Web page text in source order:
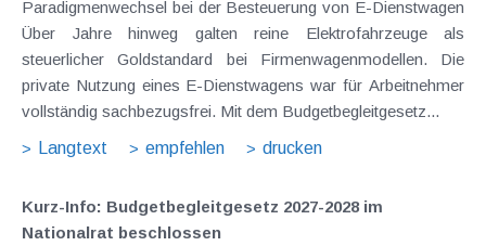
Paradigmenwechsel bei der Besteuerung von E-Dienstwagen
Über Jahre hinweg galten reine Elektrofahrzeuge als
steuerlicher Goldstandard bei Firmenwagenmodellen. Die
private Nutzung eines E-Dienstwagens war für Arbeitnehmer
vollständig sachbezugsfrei. Mit dem Budgetbegleitgesetz...
Langtext
empfehlen drucken
Kurz-Info: Budgetbegleitgesetz 2027-2028 im
Nationalrat beschlossen